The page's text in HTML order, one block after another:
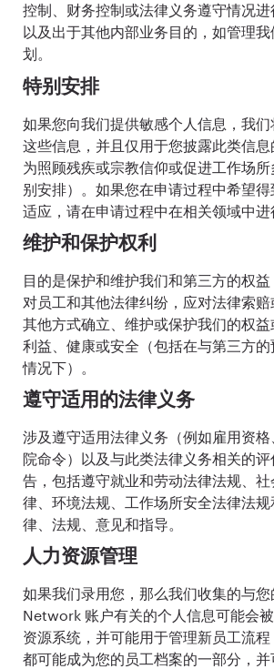
控制、财务控制或法律义务遵守情况进
以及出于其他内部业务目的，如管理
划。
特别安排
如果您向我们提供敏感个人信息，我
这些信息，并且仅用于您披露此类信息
为照顾残疾或宗教信仰或促进工作场
别安排）。如果您在申请过程中希望
适应，请在申请过程中在相关领域中
维护和保护权利
目的是保护和维护我们和第三方的权
对员工和其他法律纠纷，应对法律索赔
其他方式确立、维护或保护我们的权益
利益、健康或安全（包括在与第三方
情况下）。
遵守适用的法律义务
涉及遵守适用法律义务（例如雇用资
院命令）以及与此类法律义务相关的
告，包括遵守就业和劳动法律法规、
律、环境法规、工作场所安全法律法
律、法规、意见和指导。
人力资源管理
如果我们录用您，那么我们收集的与
Network 账户有关的个人信息可能会
资源系统，并可能用于管理新员工流
都可能成为您的员工档案的一部分，